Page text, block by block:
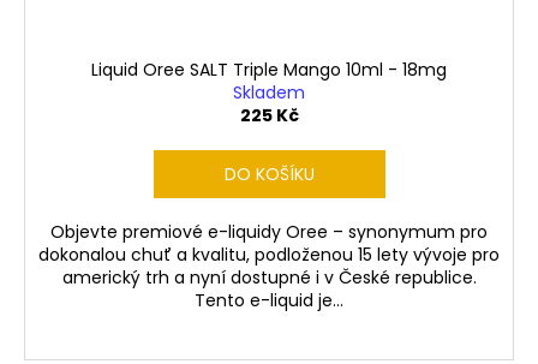
Liquid Oree SALT Triple Mango 10ml - 18mg
Skladem
225 Kč
DO KOŠÍKU
Objevte premiové e-liquidy Oree – synonymum pro
dokonalou chuť a kvalitu, podloženou 15 lety vývoje pro
americký trh a nyní dostupné i v České republice.
Tento e-liquid je...